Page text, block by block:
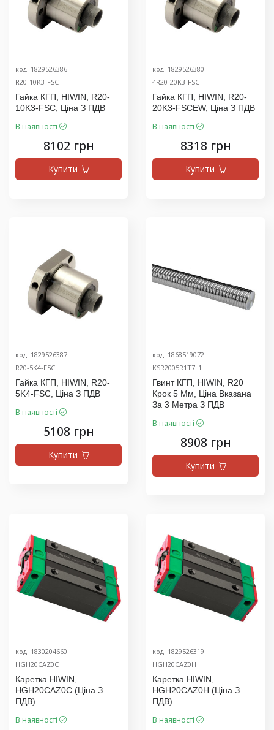
код: 1829526386
R20-10K3-FSC
Гайка КГП, HIWIN, R20-
10K3-FSC, Ціна З ПДВ
В наявності
8102 грн
Купити
код: 1829526380
4R20-20K3-FSC
Гайка КГП, HIWIN, R20-
20K3-FSCEW, Ціна З ПДВ
В наявності
8318 грн
Купити
код: 1829526387
R20-5K4-FSC
Гайка КГП, HIWIN, R20-
5K4-FSC, Ціна З ПДВ
В наявності
5108 грн
Купити
код: 1868519072
KSR2005R1T7_1
Гвинт КГП, HIWIN, R20
Крок 5 Мм, Ціна Вказана
За 3 Метра З ПДВ
В наявності
8908 грн
Купити
код: 1830204660
HGH20CAZ0C
Каретка HIWIN,
HGH20CAZ0C (ціна З
ПДВ)
В наявності
код: 1829526319
HGH20CAZ0H
Каретка HIWIN,
HGH20CAZ0H (ціна З
ПДВ)
В наявності